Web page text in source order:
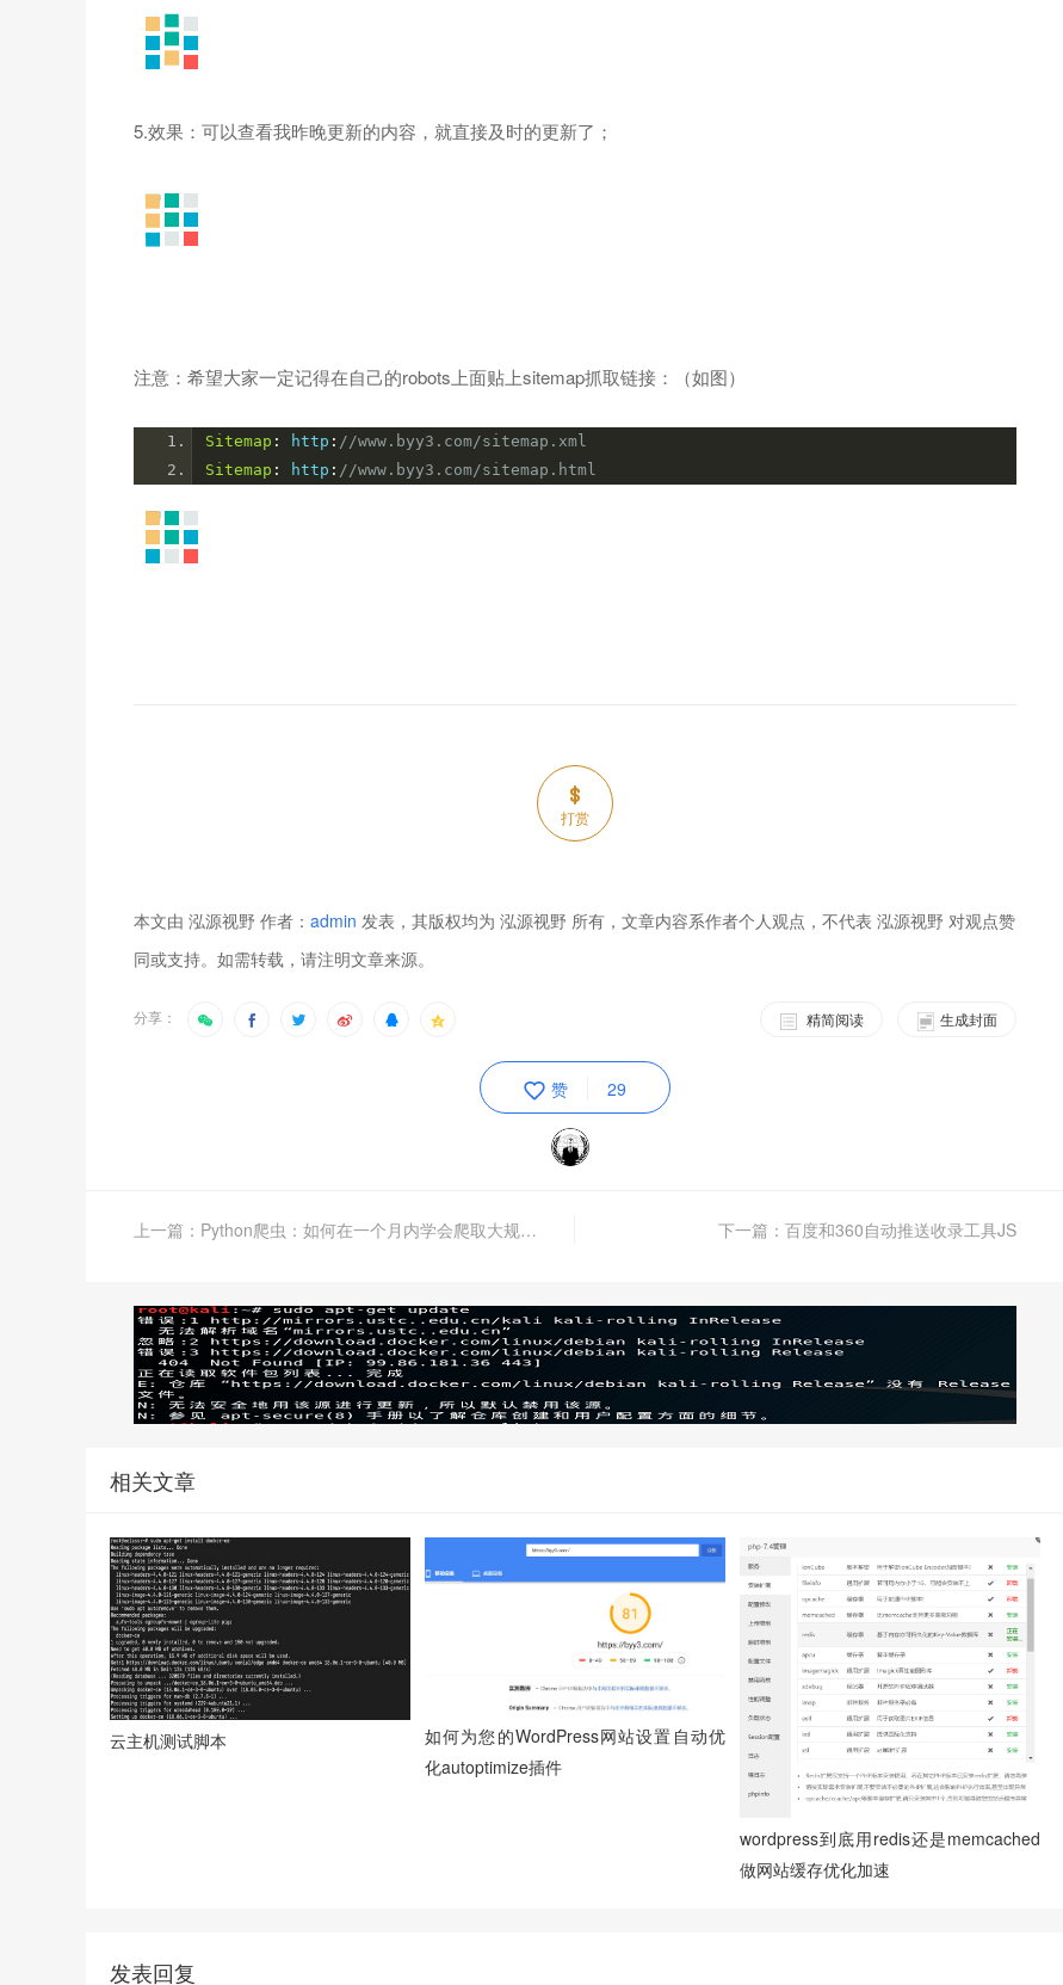
5.效果：可以查看我昨晚更新的内容，就直接及时的更新了；
注意：希望大家一定记得在自己的robots上面贴上sitemap抓取链接：（如图）
Sitemap : http : //www.byy3.com/sitemap.xml
Sitemap : http : //www.byy3.com/sitemap.html
打赏
本文由 泓源视野 作者： admin 发表，其版权均为 泓源视野 所有，文章内容系作者个人观点，不代表 泓源视野 对观点赞
同或支持。如需转载，请注明文章来源。
分享： 生成封面
精简阅读
赞 29
上一篇：Python爬虫：如何在一个月内学会爬取大规模数据？新手必学 下一篇：百度和360自动推送收录工具JS
相关文章
云主机测试脚本
如何为您的WordPress网站设置自动优
化autoptimize插件
wordpress到底用redis还是memcached
做网站缓存优化加速
发表回复